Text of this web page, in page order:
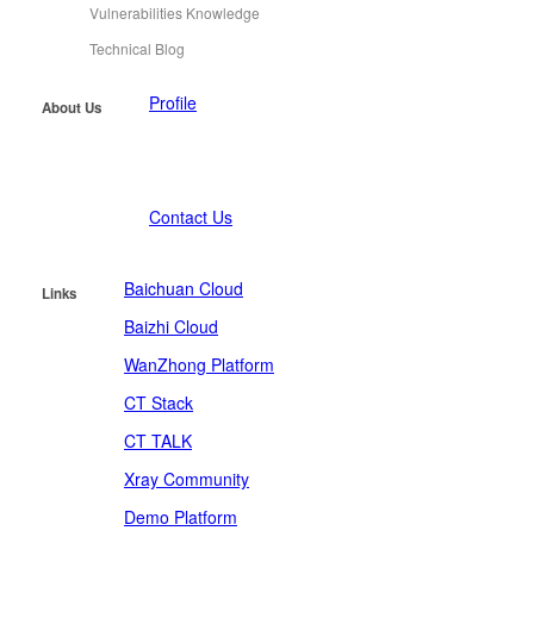
Vulnerabilities Knowledge
Technical Blog
About Us
Profile
Contact Us
Links
Baichuan Cloud
Baizhi Cloud
WanZhong Platform
CT Stack
CT TALK
Xray Community
Demo Platform